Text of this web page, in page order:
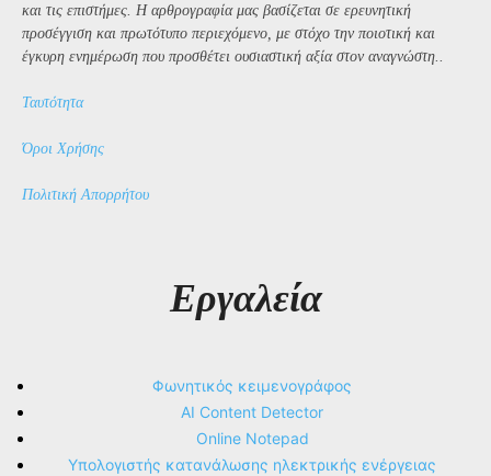
και τις επιστήμες. Η αρθρογραφία μας βασίζεται σε ερευνητική
προσέγγιση και πρωτότυπο περιεχόμενο, με στόχο την ποιοτική και
έγκυρη ενημέρωση που προσθέτει ουσιαστική αξία στον αναγνώστη..
Ταυτότητα
Όροι Χρήσης
Πολιτική Απορρήτου
Εργαλεία
Φωνητικός κειμενογράφος
AI Content Detector
Online Notepad
Υπολογιστής κατανάλωσης ηλεκτρικής ενέργειας